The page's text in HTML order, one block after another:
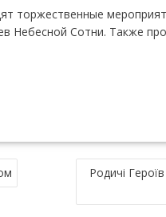
торжественные
Небесной Сотни. Также
Родичі